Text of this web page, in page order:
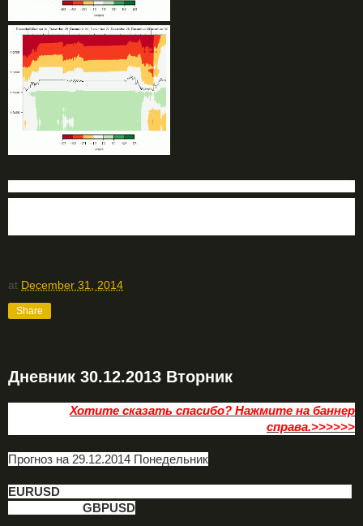
at December 31, 2014
Share
Дневник 30.12.2013 Вторник
Хотите сказать спасибо? Нажмите на баннер
справа.>>>>>>
Прогноз на 29.12.2014 Понедельник
EURUSD
GBPUSD